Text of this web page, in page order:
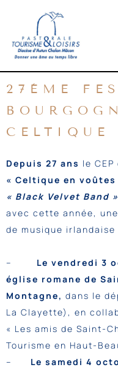
au
contenu
27ÈME
CELTIQUE
Depuis 27 ans le
« Celtique en voûtes
« Black Velvet Band »
avec cette année,
de musique irlandaise
– Le vendredi 3
église romane de
Montagne, dans le
La Clayette), en
« Les amis de Saint-
Tourisme en Haut-
– Le samedi 4